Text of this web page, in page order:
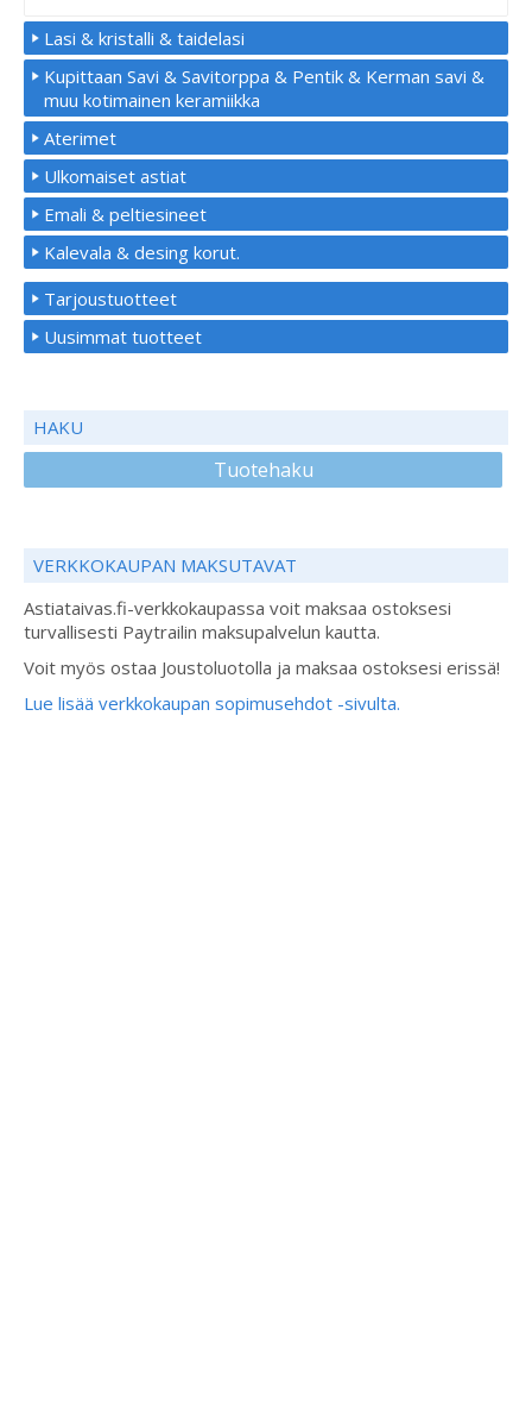
Lasi & kristalli & taidelasi
Kupittaan Savi & Savitorppa & Pentik & Kerman savi &
muu kotimainen keramiikka
Aterimet
Ulkomaiset astiat
Emali & peltiesineet
Kalevala & desing korut.
Tarjoustuotteet
Uusimmat tuotteet
HAKU
Tuotehaku
VERKKOKAUPAN MAKSUTAVAT
Astiataivas.fi-verkkokaupassa voit maksaa ostoksesi
turvallisesti Paytrailin maksupalvelun kautta.
Voit myös ostaa Joustoluotolla ja maksaa ostoksesi erissä!
Lue lisää verkkokaupan sopimusehdot -sivulta.